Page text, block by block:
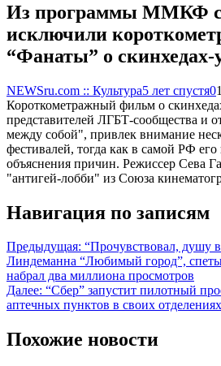
Из программы ММКФ
исключили
“Фанаты” о
NEWSru.com :: Культура5 лет спустя0
Короткометражный фильм о
представителей ЛГБТ-сообщества и
между собой", привлек внимание
фестивалей, тогда как в самой РФ
объяснения причин. Режиссер Сева
"антигей-лобби" из Союза
Навигация по записям
Предыдущая: “Прочувствовал,
Линдеманна “Любимый город”,
набрал два миллиона просмотров
Далее: “Сбер” запустит пилотный
аптечных пунктов в своих отделениях
Похожие новости